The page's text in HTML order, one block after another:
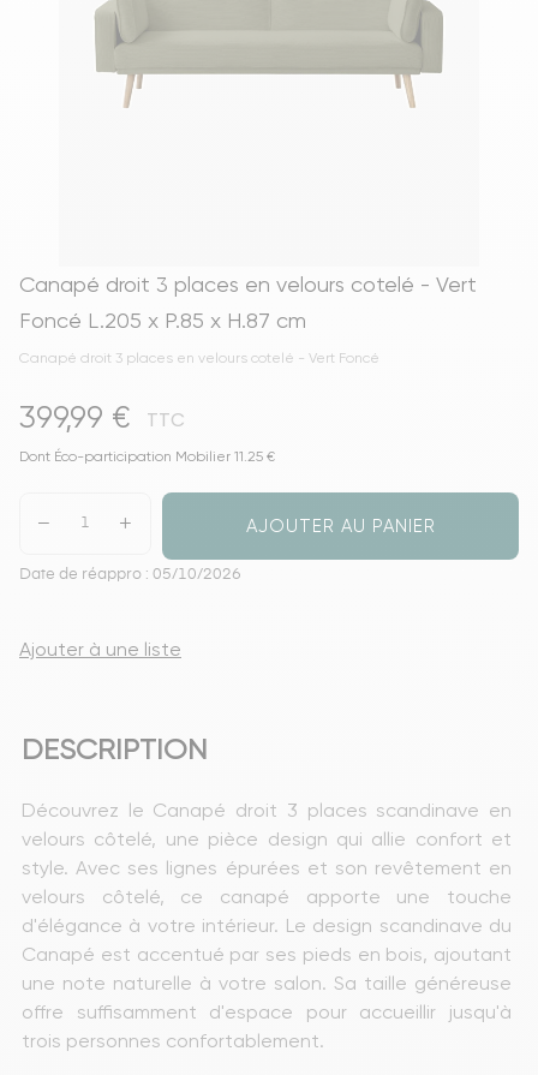
Canapé droit 3 places en velours cotelé - Vert
Foncé L.205 x P.85 x H.87 cm
Canapé droit 3 places en velours cotelé - Vert Foncé
399,99 € TTC
Dont Éco-participation Mobilier 11.25 €
AJOUTER AU PANIER
Date de réappro : 05/10/2026
Ajouter à une liste
DESCRIPTION
Découvrez le Canapé droit 3 places scandinave en
velours côtelé, une pièce design qui allie confort et
style. Avec ses lignes épurées et son revêtement en
velours côtelé, ce canapé apporte une touche
d'élégance à votre intérieur. Le design scandinave du
Canapé est accentué par ses pieds en bois, ajoutant
une note naturelle à votre salon. Sa taille généreuse
offre suffisamment d'espace pour accueillir jusqu'à
trois personnes confortablement.